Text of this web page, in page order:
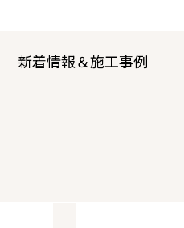
新着情報＆施工事例